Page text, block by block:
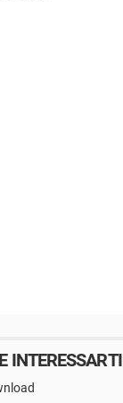
INTERESSARTI